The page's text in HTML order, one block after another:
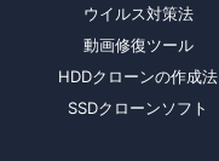
ウイルス対策法
動画修復ツール
HDDクローンの作成法
SSDクローンソフト